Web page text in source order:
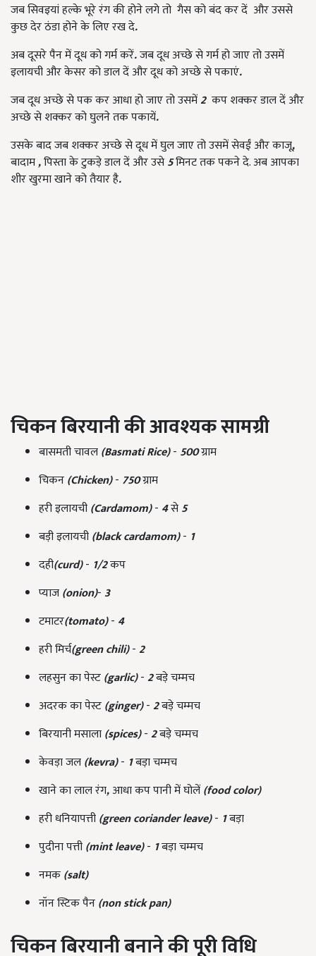
जब सिवइयां हल्के भूरे रंग की होने लगे तो गैस को बंद कर दें और उससे
कुछ देर ठंडा होने के लिए रख दे.
अब दूसरे पैन में दूध को गर्म करें.जब दूध अच्छे से गर्म हो जाए तो उसमें
इलायची और केसर को डाल दें और दूध को अच्छे से पकाएं.
जब दूध अच्छे से पक कर आधा हो जाए तो उसमें2 कप शक्कर डाल दें और
अच्छे से शक्कर को घुलने तक पकायें.
उसके बाद जब शक्कर अच्छे से दूध में घुल जाए तो उसमें सेवईं और काजू,
बादाम,पिस्ता के टुकड़े डाल दें और उसे5मिनट तक पकने दे. अब आपका
शीर खुरमा खाने को तैयार है.
चिकन बिरयानी की आवश्यक सामग्री
बासमती चावल(Basmati Rice)- 500ग्राम
चिकन(Chicken)- 750ग्राम
हरी इलायची(Cardamom)- 4से5
बड़ी इलायची(black cardamom)- 1
दही(curd)- 1/2कप
प्याज(onion)-3
टमाटर(tomato)- 4
हरी मिर्च(green chili)- 2
लहसुन का पेस्ट(garlic)- 2बड़े चम्मच
अदरक का पेस्ट(ginger)- 2बड़े चम्मच
बिरयानी मसाला(spices)- 2बड़े चम्मच
केवड़ा जल(kevra)- 1बड़ा चम्मच
खाने का लाल रंग,आधा कप पानी में घोलें(food color)
हरी धनियापत्ती(green coriander leave)- 1बड़ा
पुदीना पत्ती(mint leave)- 1बड़ा चम्मच
नमक(salt)
नॉन स्टिक पैन(non stick pan)
चिकन बिरयानी बनाने की पूरी विधि